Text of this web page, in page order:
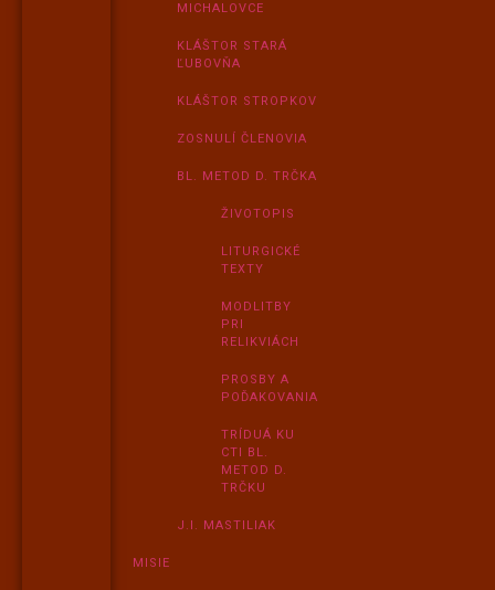
MICHALOVCE
KLÁŠTOR STARÁ
ĽUBOVŇA
KLÁŠTOR STROPKOV
ZOSNULÍ ČLENOVIA
BL. METOD D. TRČKA
ŽIVOTOPIS
LITURGICKÉ
TEXTY
MODLITBY
PRI
RELIKVIÁCH
PROSBY A
POĎAKOVANIA
TRÍDUÁ KU
CTI BL.
METOD D.
TRČKU
J.I. MASTILIAK
MISIE